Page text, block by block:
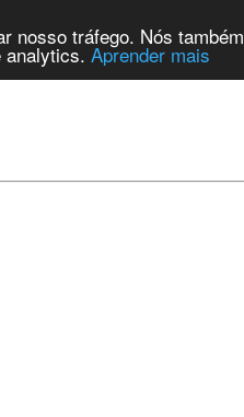
nosso tráfego. Nós também
analytics. Aprender mais